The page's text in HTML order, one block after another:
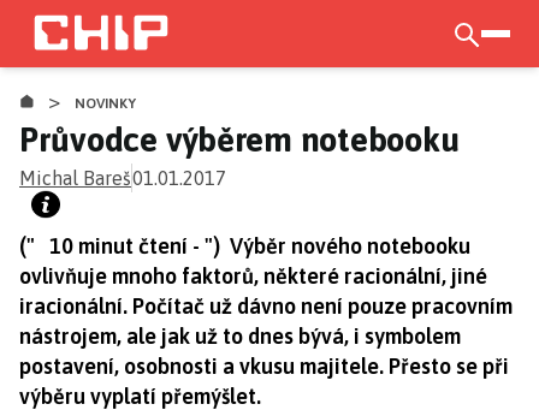
Přejít
hlavnímu
obsahu
> NOVINKY
Průvodce výběrem notebooku
Michal Bareš01.01.2017
(" 10 minut čtení - ") Výběr nového notebooku
ovlivňuje mnoho faktorů, některé racionální, jiné
iracionální. Počítač už dávno není pouze pracovním
nástrojem, ale jak už to dnes bývá, i symbolem
postavení, osobnosti a vkusu majitele. Přesto se při
výběru vyplatí přemýšlet.